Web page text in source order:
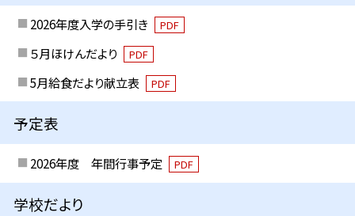
2026年度入学の手引き PDF
５月ほけんだより PDF
5月給食だより献立表 PDF
予定表
2026年度 年間行事予定 PDF
学校だより